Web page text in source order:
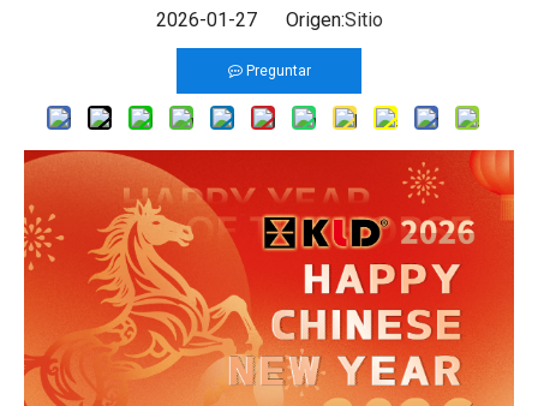
2026-01-27 Origen:Sitio
Preguntar